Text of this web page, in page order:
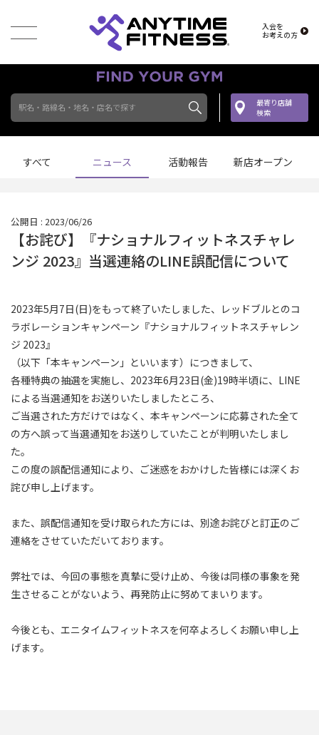
入会を
お考えの方
駅名・路線名・地名・店名で探す
最寄り店舗
検索
すべて ニュース 活動報告 新店オープン
公開日 : 2023/06/26
【お詫び】『ナショナルフィットネスチャレ
ンジ 2023』当選連絡のLINE誤配信について
2023年5月7日(日)をもって終了いたしました、レッドブルとのコ
ラボレーションキャンペーン『ナショナルフィットネスチャレン
ジ 2023』
（以下「本キャンペーン」といいます）につきまして、
各種特典の抽選を実施し、2023年6月23日(金)19時半頃に、LINE
による当選通知をお送りいたしましたところ、
ご当選された方だけではなく、本キャンペーンに応募された全て
の方へ誤って当選通知をお送りしていたことが判明いたしまし
た。
この度の誤配信通知により、ご迷惑をおかけした皆様には深くお
詫び申し上げます。
また、誤配信通知を受け取られた方には、別途お詫びと訂正のご
連絡をさせていただいております。
弊社では、今回の事態を真摯に受け止め、今後は同様の事象を発
生させることがないよう、再発防止に努めてまいります。
今後とも、エニタイムフィットネスを何卒よろしくお願い申し上
げます。